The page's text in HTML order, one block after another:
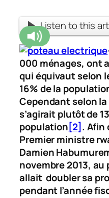
Listen to this
000 ménages, ont
qui équivaut selon
16% de la
Cependant selon
s’agirait plutôt de
population[2]. Afin
Premier ministre
Damien
novembre 2013,
allait doubler sa
pendant l’année